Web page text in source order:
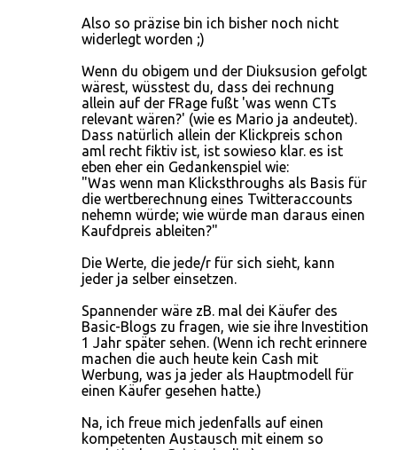
Also so präzise bin ich bisher noch nicht
widerlegt worden ;)
Wenn du obigem und der Diuksusion gefolgt
wärest, wüsstest du, dass dei rechnung
allein auf der FRage fußt 'was wenn CTs
relevant wären?' (wie es Mario ja andeutet).
Dass natürlich allein der Klickpreis schon
aml recht fiktiv ist, ist sowieso klar. es ist
eben eher ein Gedankenspiel wie:
"Was wenn man Klicksthroughs als Basis für
die wertberechnung eines Twitteraccounts
nehemn würde; wie würde man daraus einen
Kaufdpreis ableiten?"
Die Werte, die jede/r für sich sieht, kann
jeder ja selber einsetzen.
Spannender wäre zB. mal dei Käufer des
Basic-Blogs zu fragen, wie sie ihre Investition
1 Jahr später sehen. (Wenn ich recht erinnere
machen die auch heute kein Cash mit
Werbung, was ja jeder als Hauptmodell für
einen Käufer gesehen hatte.)
Na, ich freue mich jedenfalls auf einen
kompetenten Austausch mit einem so